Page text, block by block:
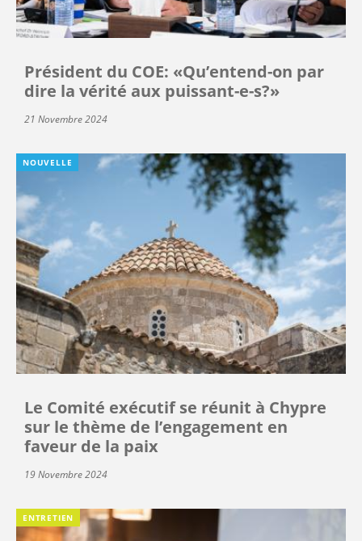
Président du COE: «Qu’entend-on par
dire la vérité aux puissant-e-s?»
21 Novembre 2024
NOUVELLE
Le Comité exécutif se réunit à Chypre
sur le thème de l’engagement en
faveur de la paix
19 Novembre 2024
ENTRETIEN